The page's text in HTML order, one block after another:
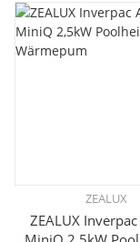
ZEALUX
ZEALUX